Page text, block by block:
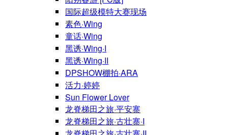
国际超级模特大赛现场
素色·Wing
童话·Wing
黑诱·Wing·I
黑诱·Wing·II
DPSHOW棚拍·ARA
活力·婷婷
Sun Flower Lover
龙脊梯田之旅·平安寨
龙脊梯田之旅·古壮寨·I